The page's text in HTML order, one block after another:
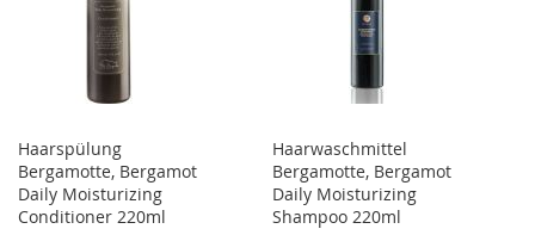
Haarspülung
Bergamotte, Bergamot
Daily Moisturizing
Conditioner 220ml
Haarwaschmittel
Bergamotte, Bergamot
Daily Moisturizing
Shampoo 220ml